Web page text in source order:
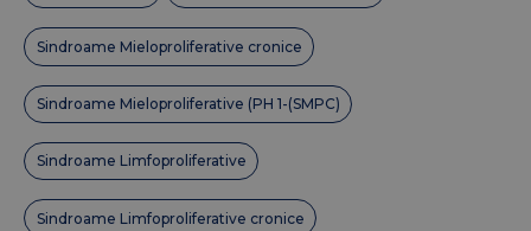
Sindroame Mieloproliferative cronice
Sindroame Mieloproliferative (PH 1-(SMPC)
Sindroame Limfoproliferative
Sindroame Limfoproliferative cronice